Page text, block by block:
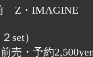
Z・IMAGINE
２set）
売・予約